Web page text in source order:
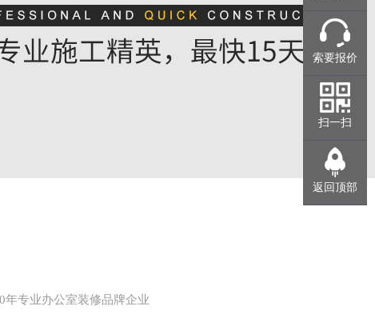
年专业办公室装修品牌企业
索要报价
扫一扫
返回顶部